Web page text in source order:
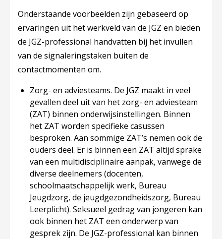
Onderstaande voorbeelden zijn gebaseerd op
ervaringen uit het werkveld van de JGZ en bieden
de JGZ-professional handvatten bij het invullen
van de signaleringstaken buiten de
contactmomenten om.
Zorg- en adviesteams. De JGZ maakt in veel
gevallen deel uit van het zorg- en adviesteam
(ZAT) binnen onderwijsinstellingen. Binnen
het ZAT worden specifieke casussen
besproken. Aan sommige ZAT’s nemen ook de
ouders deel. Er is binnen een ZAT altijd sprake
van een multidisciplinaire aanpak, vanwege de
diverse deelnemers (docenten,
schoolmaatschappelijk werk, Bureau
Jeugdzorg, de jeugdgezondheidszorg, Bureau
Leerplicht). Seksueel gedrag van jongeren kan
ook binnen het ZAT een onderwerp van
gesprek zijn. De JGZ-professional kan binnen